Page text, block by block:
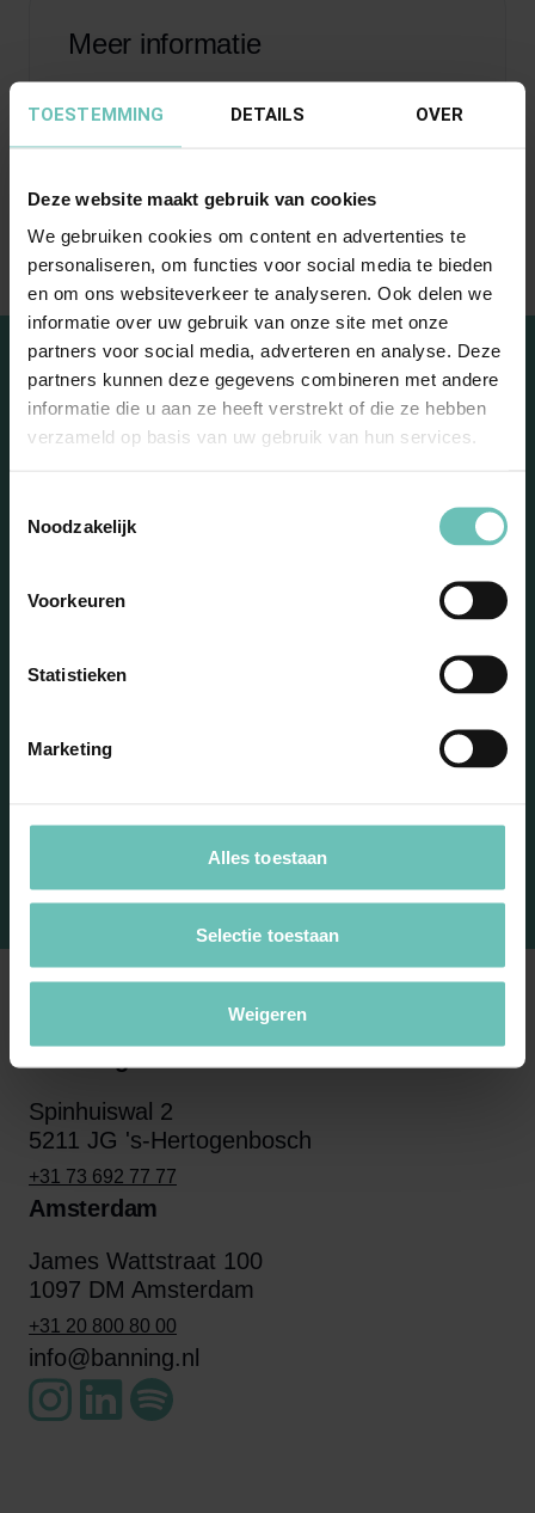
TOESTEMMING DETAILS OVER
Deze website maakt gebruik van cookies
We gebruiken cookies om content en advertenties te
personaliseren, om functies voor social media te bieden
en om ons websiteverkeer te analyseren. Ook delen we
informatie over uw gebruik van onze site met onze
partners voor social media, adverteren en analyse. Deze
partners kunnen deze gegevens combineren met andere
informatie die u aan ze heeft verstrekt of die ze hebben
verzameld op basis van uw gebruik van hun services.
Noodzakelijk
Voorkeuren
Statistieken
Marketing
Alles toestaan
Selectie toestaan
Weigeren
Meer informatie
Arbreidsrecht
Mededinging & Regulering
Blijf op de hoogte met onze
Spinhuiswal 2
5211 JG 's-Hertogenbosch
+31 73 692 77 77
Amsterdam
James Wattstraat 100
1097 DM Amsterdam
+31 20 800 80 00
info@banning.nl